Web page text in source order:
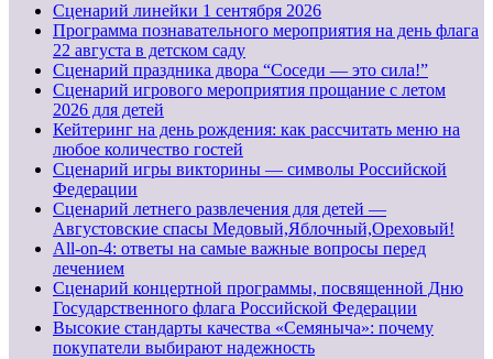
Cценарий линейки 1 сентября 2026
Программа познавательного мероприятия на день флага
22 августа в детском саду
Сценарий праздника двора “Соседи — это сила!”
Сценарий игрового мероприятия прощание с летом
2026 для детей
Кейтеринг на день рождения: как рассчитать меню на
любое количество гостей
Сценарий игры викторины — символы Российской
Федерации
Сценарий летнего развлечения для детей —
Августовские спасы Медовый,Яблочный,Ореховый!
All-on-4: ответы на самые важные вопросы перед
лечением
Сценарий концертной программы, посвященной Дню
Государственного флага Российской Федерации
Высокие стандарты качества «Семяныча»: почему
покупатели выбирают надежность